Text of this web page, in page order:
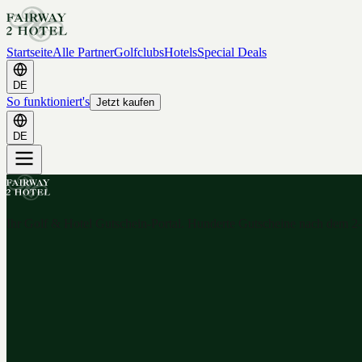
StartseiteAlle PartnerGolfclubsHotelsSpecial Deals
DE
So funktioniert's Jetzt kaufen
DE